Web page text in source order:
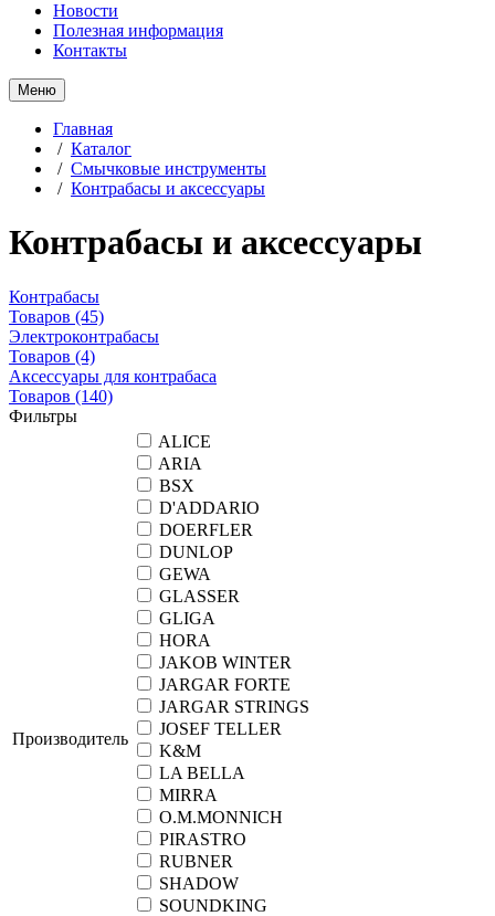
Новости
Полезная информация
Контакты
Меню
Главная
/ Каталог
/ Смычковые инструменты
/ Контрабасы и аксессуары
Контрабасы и аксессуары
Контрабасы
Товаров (45)
Электроконтрабасы
Товаров (4)
Аксессуары для контрабаса
Товаров (140)
Фильтры
Производитель
ALICE
ARIA
BSX
D'ADDARIO
DOERFLER
DUNLOP
GEWA
GLASSER
GLIGA
HORA
JAKOB WINTER
JARGAR FORTE
JARGAR STRINGS
JOSEF TELLER
K&M
LA BELLA
MIRRA
O.M.MONNICH
PIRASTRO
RUBNER
SHADOW
SOUNDKING